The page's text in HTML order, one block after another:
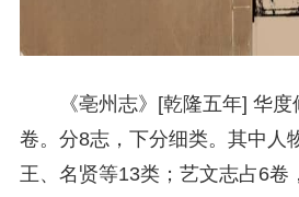
《亳州志》[乾隆五年] 华
卷。分8志，下分细类。其中人
王、名贤等13类；艺文志占6卷